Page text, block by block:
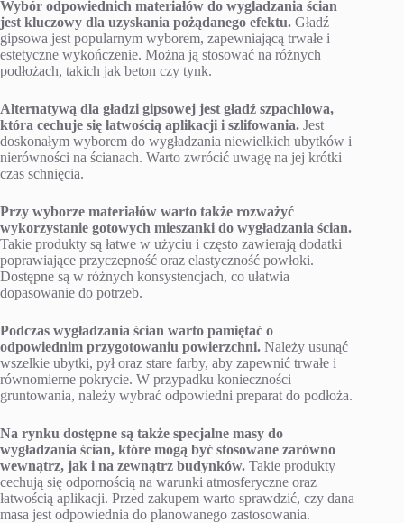
Wybór odpowiednich materiałów do wygładzania ścian
jest kluczowy dla uzyskania pożądanego efektu. Gładź
gipsowa jest popularnym wyborem, zapewniającą trwałe i
estetyczne wykończenie. Można ją stosować na różnych
podłożach, takich jak beton czy tynk.
Alternatywą dla gładzi gipsowej jest gładź szpachlowa,
która cechuje się łatwością aplikacji i szlifowania. Jest
doskonałym wyborem do wygładzania niewielkich ubytków i
nierówności na ścianach. Warto zwrócić uwagę na jej krótki
czas schnięcia.
Przy wyborze materiałów warto także rozważyć
wykorzystanie gotowych mieszanki do wygładzania ścian.
Takie produkty są łatwe w użyciu i często zawierają dodatki
poprawiające przyczepność oraz elastyczność powłoki.
Dostępne są w różnych konsystencjach, co ułatwia
dopasowanie do potrzeb.
Podczas wygładzania ścian warto pamiętać o
odpowiednim przygotowaniu powierzchni. Należy usunąć
wszelkie ubytki, pył oraz stare farby, aby zapewnić trwałe i
równomierne pokrycie. W przypadku konieczności
gruntowania, należy wybrać odpowiedni preparat do podłoża.
Na rynku dostępne są także specjalne masy do
wygładzania ścian, które mogą być stosowane zarówno
wewnątrz, jak i na zewnątrz budynków. Takie produkty
cechują się odpornością na warunki atmosferyczne oraz
łatwością aplikacji. Przed zakupem warto sprawdzić, czy dana
masa jest odpowiednia do planowanego zastosowania.